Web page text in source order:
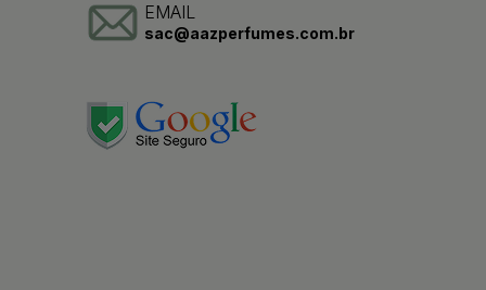
EMAIL
sac@aazperfumes.com.br